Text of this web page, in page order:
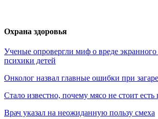
Охрана здоровья
Ученые опровергли миф о вреде
психики детей
Онколог назвал главные ошибки при загаре
Стало известно, почему мясо не стоит есть
Врач указал на неожиданную пользу смеха